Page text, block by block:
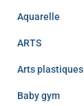
Aquarelle
ARTS
Arts plastiques
Baby gym